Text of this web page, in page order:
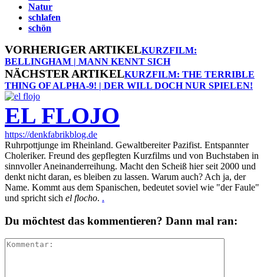
Natur
schlafen
schön
VORHERIGER ARTIKELKURZFILM:
BELLINGHAM | MANN KENNT SICH
NÄCHSTER ARTIKELKURZFILM: THE TERRIBLE
THING OF ALPHA-9! | DER WILL DOCH NUR SPIELEN!
EL FLOJO
https://denkfabrikblog.de
Ruhrpottjunge im Rheinland. Gewaltbereiter Pazifist. Entspannter
Choleriker. Freund des gepflegten Kurzfilms und von Buchstaben in
sinnvoller Aneinanderreihung. Macht den Scheiß hier seit 2000 und
denkt nicht daran, es bleiben zu lassen. Warum auch? Ach ja, der
Name. Kommt aus dem Spanischen, bedeutet soviel wie "der Faule"
und spricht sich el flocho. .
Du möchtest das kommentieren? Dann mal ran: